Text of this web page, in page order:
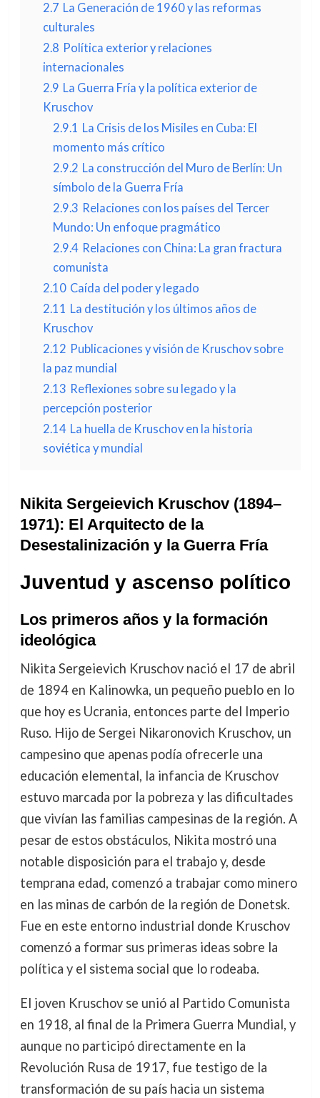
2.7 La Generación de 1960 y las reformas
culturales
2.8 Política exterior y relaciones
internacionales
2.9 La Guerra Fría y la política exterior de
Kruschov
2.9.1 La Crisis de los Misiles en Cuba: El
momento más crítico
2.9.2 La construcción del Muro de Berlín: Un
símbolo de la Guerra Fría
2.9.3 Relaciones con los países del Tercer
Mundo: Un enfoque pragmático
2.9.4 Relaciones con China: La gran fractura
comunista
2.10 Caída del poder y legado
2.11 La destitución y los últimos años de
Kruschov
2.12 Publicaciones y visión de Kruschov sobre
la paz mundial
2.13 Reflexiones sobre su legado y la
percepción posterior
2.14 La huella de Kruschov en la historia
soviética y mundial
Nikita Sergeievich Kruschov (1894–
1971): El Arquitecto de la
Desestalinización y la Guerra Fría
Juventud y ascenso político
Los primeros años y la formación
ideológica
Nikita Sergeievich Kruschov nació el 17 de abril
de 1894 en Kalinowka, un pequeño pueblo en lo
que hoy es Ucrania, entonces parte del Imperio
Ruso. Hijo de Sergei Nikaronovich Kruschov, un
campesino que apenas podía ofrecerle una
educación elemental, la infancia de Kruschov
estuvo marcada por la pobreza y las dificultades
que vivían las familias campesinas de la región. A
pesar de estos obstáculos, Nikita mostró una
notable disposición para el trabajo y, desde
temprana edad, comenzó a trabajar como minero
en las minas de carbón de la región de Donetsk.
Fue en este entorno industrial donde Kruschov
comenzó a formar sus primeras ideas sobre la
política y el sistema social que lo rodeaba.
El joven Kruschov se unió al Partido Comunista
en 1918, al final de la Primera Guerra Mundial, y
aunque no participó directamente en la
Revolución Rusa de 1917, fue testigo de la
transformación de su país hacia un sistema